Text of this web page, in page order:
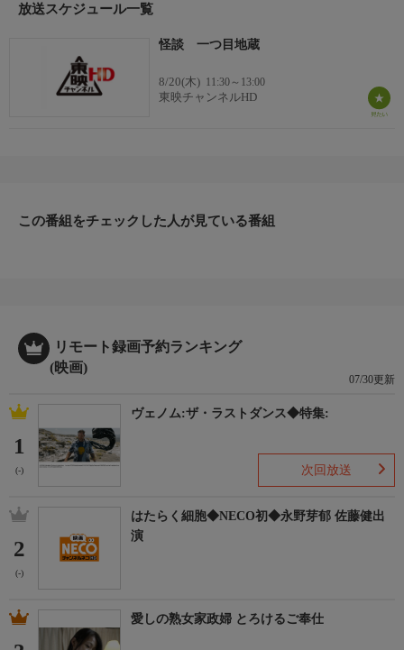
重五郎は伝蔵を見捨て、お浪を殺そうとして頬に傷をつける。20
は、重五郎の娘お絹にのりかえる。
放送スケジュール一覧
怪談 一つ目地蔵
8/20(木) 11:30～13:00
東映チャンネルHD
この番組をチェックした人が見ている番組
リモート録画予約ランキング
(映画)
07/30更新
1
(-)
ヴェノム:ザ・ラストダンス◆特集:
次回放送
2
(-)
はたらく細胞◆NECO初◆永野芽郁 佐藤健出
演
愛しの熟女家政婦 とろけるご奉仕